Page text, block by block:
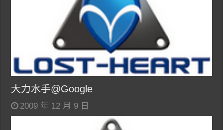
大力水手@Google
2009 年 12 月 9 日